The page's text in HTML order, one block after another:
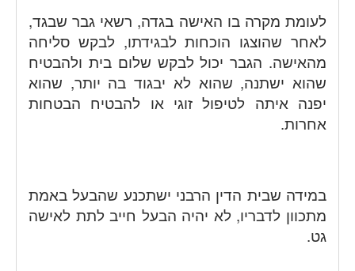
לעומת מקרה בו האישה בגדה, רשאי גבר שבגד,
לאחר שהוצגו הוכחות לבגידתו, לבקש סליחה
מהאישה. הגבר יכול לבקש שלום בית ולהבטיח
שהוא ישתנה, שהוא לא יבגוד בה יותר, שהוא
יפנה איתה לטיפול זוגי או להבטיח הבטחות
אחרות.
במידה שבית הדין הרבני ישתכנע שהבעל באמת
מתכוון לדבריו, לא יהיה הבעל חייב לתת לאישה
גט.